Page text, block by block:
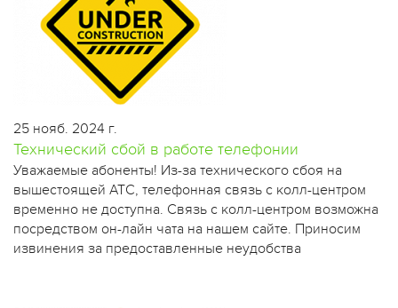
25 нояб. 2024 г.
Технический сбой в работе телефонии
​Уважаемые абоненты! Из-за технического сбоя на
вышестоящей АТС, телефонная связь с колл-центром
временно не доступна. Связь с колл-центром возможна
посредством он-лайн чата на нашем сайте. Приносим
извинения за предоставленные неудобства